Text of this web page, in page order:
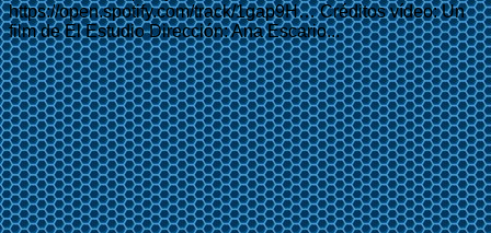
https://open.spotify.com/track/1gap9H… Créditos vídeo: Un
film de El Estudio Dirección: Ana Escario...